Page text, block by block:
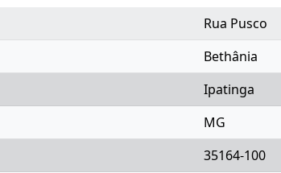
Rua Pusco
Bethânia
Ipatinga
MG
35164-100